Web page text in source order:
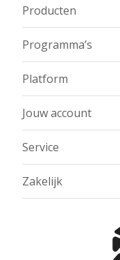
Producten
Programma’s
Platform
Jouw account
Service
Zakelijk